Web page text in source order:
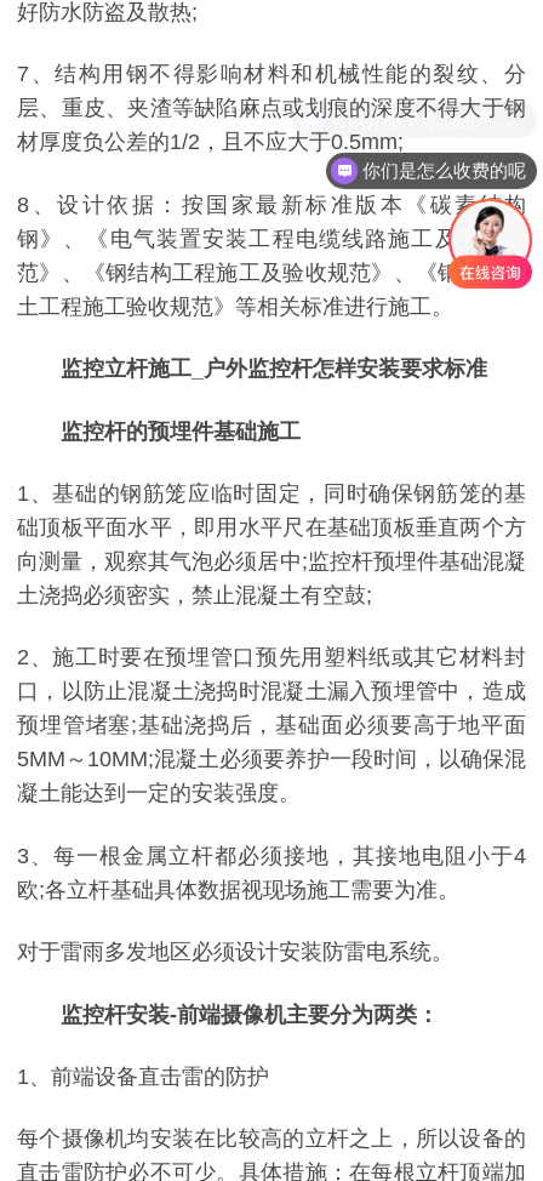
好防水防盗及散热;
7、结构用钢不得影响材料和机械性能的裂纹、分
层、重皮、夹渣等缺陷麻点或划痕的深度不得大于钢
材厚度负公差的1/2，且不应大于0.5mm;
8、设计依据：按国家最新标准版本《碳素结构
钢》、《电气装置安装工程电缆线路施工及验收规
范》、《钢结构工程施工及验收规范》、《钢筋混凝
土工程施工验收规范》等相关标准进行施工。
监控立杆施工_户外监控杆怎样安装要求标准
监控杆的预埋件基础施工
1、基础的钢筋笼应临时固定，同时确保钢筋笼的基
础顶板平面水平，即用水平尺在基础顶板垂直两个方
向测量，观察其气泡必须居中;监控杆预埋件基础混凝
土浇捣必须密实，禁止混凝土有空鼓;
2、施工时要在预埋管口预先用塑料纸或其它材料封
口，以防止混凝土浇捣时混凝土漏入预埋管中，造成
预埋管堵塞;基础浇捣后，基础面必须要高于地平面
5MM～10MM;混凝土必须要养护一段时间，以确保混
凝土能达到一定的安装强度。
3、每一根金属立杆都必须接地，其接地电阻小于4
欧;各立杆基础具体数据视现场施工需要为准。
对于雷雨多发地区必须设计安装防雷电系统。
监控杆安装-前端摄像机主要分为两类：
1、前端设备直击雷的防护
每个摄像机均安装在比较高的立杆之上，所以设备的
直击雷防护必不可少。具体措施：在每根立杆顶端加
你们是怎么收费的呢